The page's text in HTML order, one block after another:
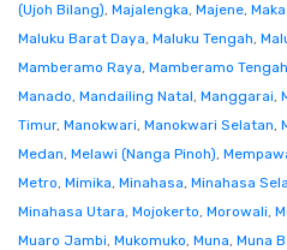
(Ujoh Bilang), Majalengka, Majene,
Maluku Barat Daya, Maluku Tengah,
Mamberamo Raya, Mamberamo Tengah
Manado, Mandailing Natal, Manggarai,
Timur, Manokwari, Manokwari Selatan,
Medan, Melawi (Nanga Pinoh),
Metro, Mimika, Minahasa, Minahasa
Minahasa Utara, Mojokerto, Morowali,
Muaro Jambi, Mukomuko, Muna, Muna